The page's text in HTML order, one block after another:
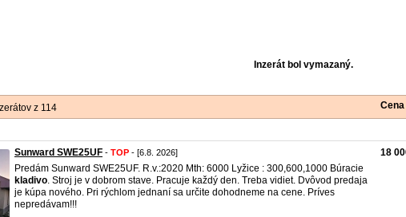
Inzerát bol vymazaný.
z 114 Cena
Sunward SWE25UF - TOP - [6.8. 2026]
Predám Sunward SWE25UF. R.v.:2020 Mth: 6000 Lyžice : 300,600,1000 Búracie
kladivo. Stroj je v dobrom stave. Pracuje každý den. Treba vidiet. Dvôvod predaja
je kúpa nového. Pri rýchlom jednaní sa určite dohodneme na cene. Príves
nepredávam!!!
18